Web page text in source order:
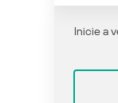
Inicie a